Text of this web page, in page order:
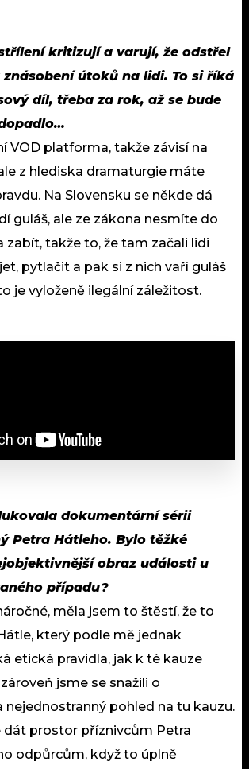
kritizují a varují, že odstřel
útoků na lidi. To si říká
díl, třeba za rok, až se bude
VOD platforma, takže závisí na
z hlediska dramaturgie máte
Na Slovensku se někde dá
guláš, ale ze zákona nesmíte do
takže to, že tam začali lidi
pytlačit a pak si z nich vaří guláš
je vyloženě ilegální záležitost.
dokumentární sérii
Petra Hátleho. Bylo těžké
obraz události u
případu?
měla jsem to štěstí, že to
který podle mě jednak
etická pravidla, jak k té kauze
jsme se snažili o
nejednostranný pohled na tu kauzu.
dát prostor příznivcům Petra
odpůrcům, když to úplně